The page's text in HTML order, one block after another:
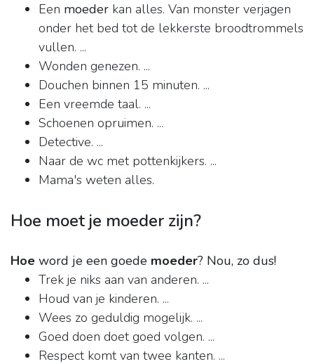
Een moeder kan alles. Van monster verjagen
onder het bed tot de lekkerste broodtrommels
vullen. ...
Wonden genezen. ...
Douchen binnen 15 minuten. ...
Een vreemde taal. ...
Schoenen opruimen. ...
Detective. ...
Naar de wc met pottenkijkers. ...
Mama's weten alles.
Hoe moet je moeder zijn?
Hoe word je een goede moeder? Nou, zo dus!
Trek je niks aan van anderen. ...
Houd van je kinderen. ...
Wees zo geduldig mogelijk. ...
Goed doen doet goed volgen. ...
Respect komt van twee kanten. ...